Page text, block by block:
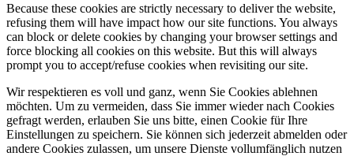
Because these cookies are strictly necessary to deliver the website,
refusing them will have impact how our site functions. You always
can block or delete cookies by changing your browser settings and
force blocking all cookies on this website. But this will always
prompt you to accept/refuse cookies when revisiting our site.
Wir respektieren es voll und ganz, wenn Sie Cookies ablehnen
möchten. Um zu vermeiden, dass Sie immer wieder nach Cookies
gefragt werden, erlauben Sie uns bitte, einen Cookie für Ihre
Einstellungen zu speichern. Sie können sich jederzeit abmelden oder
andere Cookies zulassen, um unsere Dienste vollumfänglich nutzen